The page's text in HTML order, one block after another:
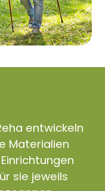
entwickeln
Materialien
sie jeweils